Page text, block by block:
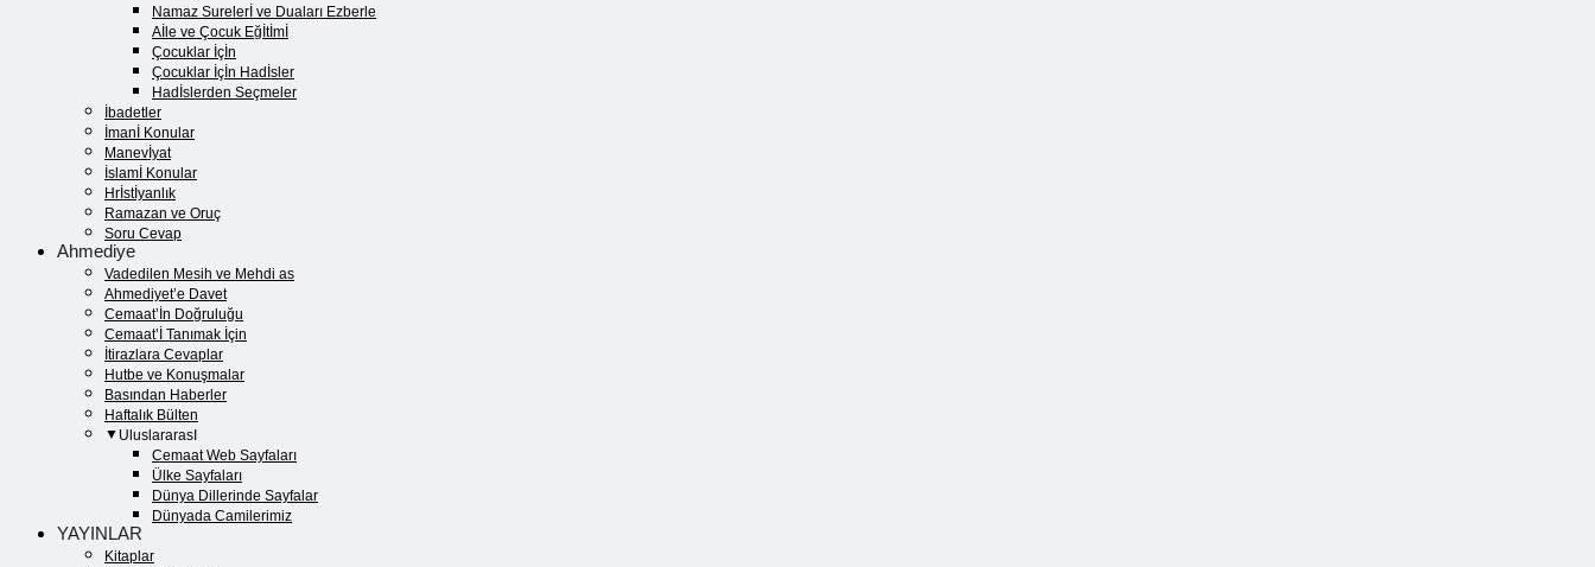
Namaz Surelerİ ve Duaları Ezberle
Aİle ve Çocuk Eğİtİmİ
Çocuklar İçİn
Çocuklar İçİn Hadİsler
Hadİslerden Seçmeler
İbadetler
İmanİ Konular
Manevİyat
İslamİ Konular
Hrİstİyanlık
Ramazan ve Oruç
Soru Cevap
Ahmediye
Vadedilen Mesih ve Mehdi as
Ahmediyet’e Davet
Cemaat’İn Doğruluğu
Cemaat’İ Tanımak İçin
İtirazlara Cevaplar
Hutbe ve Konuşmalar
Basından Haberler
Haftalık Bülten
UluslararasI
Cemaat Web Sayfaları
Ülke Sayfaları
Dünya Dillerinde Sayfalar
Dünyada Camilerimiz
YAYINLAR
Kitaplar